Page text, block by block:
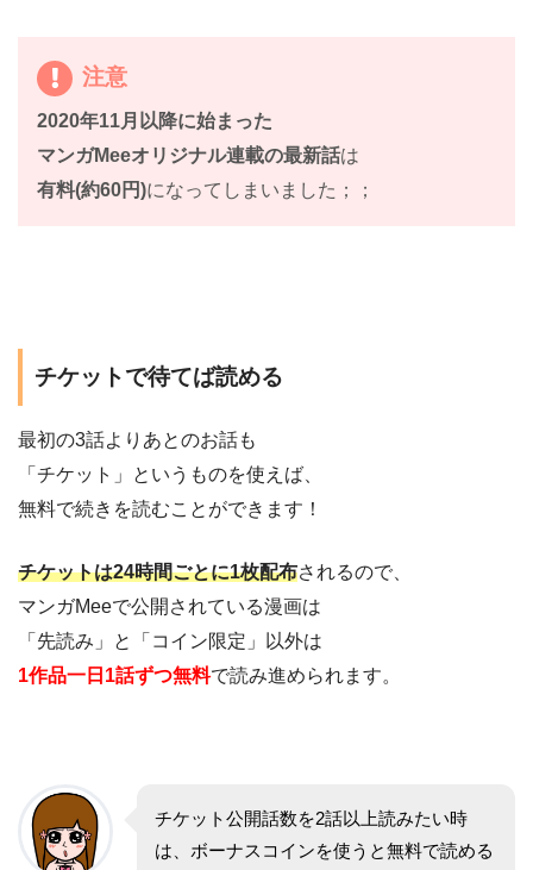
注意
2020年11月以降に始まった
マンガMeeオリジナル連載の最新話は
有料(約60円)になってしまいました；；
チケットで待てば読める
最初の3話よりあとのお話も
「チケット」というものを使えば、
無料で続きを読むことができます！
チケットは24時間ごとに1枚配布されるので、
マンガMeeで公開されている漫画は
「先読み」と「コイン限定」以外は
1作品一日1話ずつ無料で読み進められます。
チケット公開話数を2話以上読みたい時
は、ボーナスコインを使うと無料で読める